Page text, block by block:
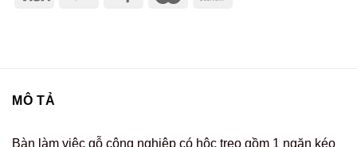
MÔ TẢ
Bàn làm việc gỗ công nghiệp có hộc treo gồm 1 ngăn kéo